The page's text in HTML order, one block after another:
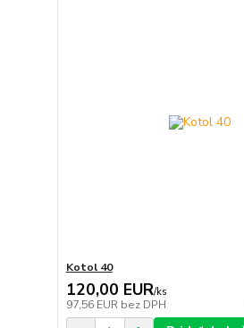
Kotol 40
120,00 EUR/ks
97,56 EUR bez DPH